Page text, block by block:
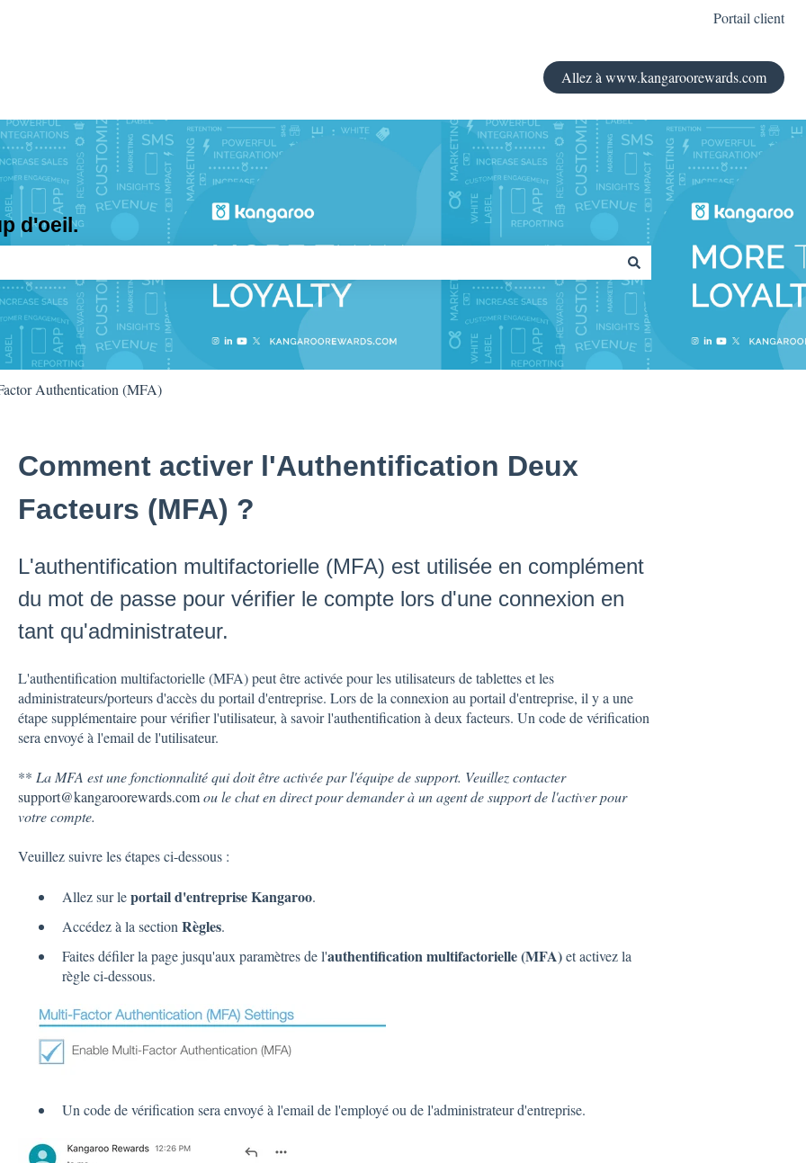
Portail client
Allez à www.kangaroorewards.com
d'oeil.
recherche est vide.
Authentication (MFA)
Comment activer l'Authentification Deux
Facteurs (MFA) ?
L'authentification multifactorielle (MFA) est utilisée en complément
du mot de passe pour vérifier le compte lors d'une connexion en
tant qu'administrateur.
L'authentification multifactorielle (MFA) peut être activée pour les utilisateurs de tablettes et les
administrateurs/porteurs d'accès du portail d'entreprise. Lors de la connexion au portail d'entreprise, il y a une
étape supplémentaire pour vérifier l'utilisateur, à savoir l'authentification à deux facteurs. Un code de vérification
sera envoyé à l'email de l'utilisateur.
** La MFA est une fonctionnalité qui doit être activée par l'équipe de support. Veuillez contacter
support@kangaroorewards.comou le chat en direct pour demander à un agent de support de l'activer pour
votre compte.
Veuillez suivre les étapes ci-dessous :
Allez sur leportail d'entreprise Kangaroo.
Accédez à la section Règles.
Faites défiler la page jusqu'aux paramètres de l'authentification multifactorielle (MFA)et activez la
règle ci-dessous.
Un code de vérification sera envoyé à l'email de l'employé ou de l'administrateur d'entreprise.